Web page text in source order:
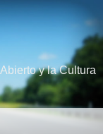
y la Cultura